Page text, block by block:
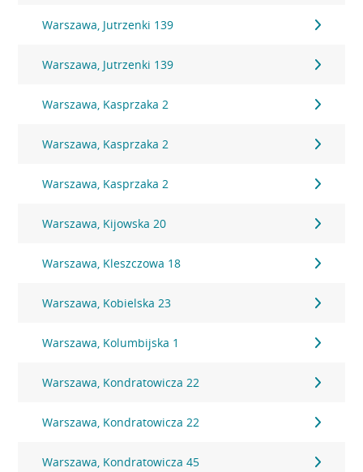
Warszawa, Jutrzenki 139
Warszawa, Jutrzenki 139
Warszawa, Kasprzaka 2
Warszawa, Kasprzaka 2
Warszawa, Kasprzaka 2
Warszawa, Kijowska 20
Warszawa, Kleszczowa 18
Warszawa, Kobielska 23
Warszawa, Kolumbijska 1
Warszawa, Kondratowicza 22
Warszawa, Kondratowicza 22
Warszawa, Kondratowicza 45